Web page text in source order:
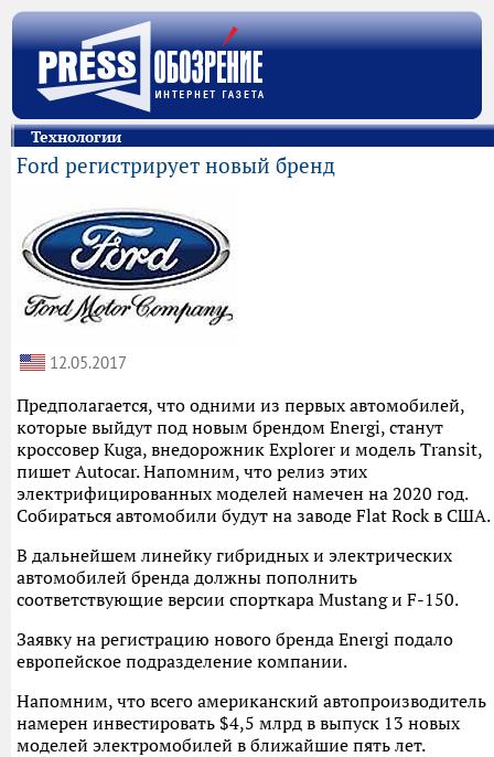
Технологии
Ford регистрирует новый бренд
12.05.2017
Предполагается, что одними из первых автомобилей,
которые выйдут под новым брендом Energi, станут
кроссовер Kuga, внедорожник Explorer и модель Transit,
пишет Autocar. Напомним, что релиз этих
электрифицированных моделей намечен на 2020 год.
Собираться автомобили будут на заводе Flat Rock в США.
В дальнейшем линейку гибридных и электрических
автомобилей бренда должны пополнить
соответствующие версии спорткара Mustang и F-150.
Заявку на регистрацию нового бренда Energi подало
европейское подразделение компании.
Напомним, что всего американский автопроизводитель
намерен инвестировать $4,5 млрд в выпуск 13 новых
моделей электромобилей в ближайшие пять лет.